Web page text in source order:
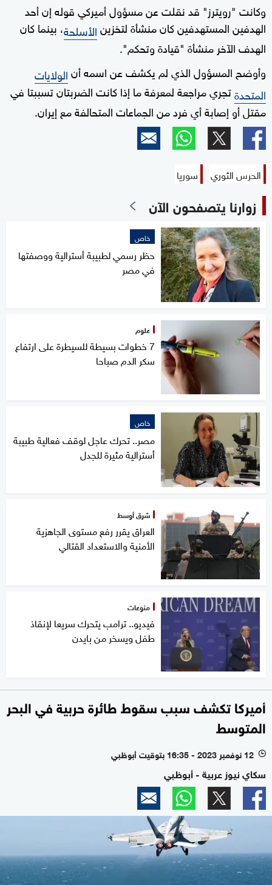
وكانت "رويترز" قد نقلت عن مسؤول أميركي قوله إن أحد
الهدفين المستهدفين كان منشأة لتخزينالأسلحة، بينما كان
الهدف الآخر منشأة "قيادة وتحكم".
وأوضح المسؤول الذي لم يكشف عن اسمه أنالولايات
المتحدةتجري مراجعة لمعرفة ما إذا كانت الضربتان تسببتا في
مقتل أو إصابة أي فرد من الجماعات المتحالفة مع إيران.
الحرس الثوري سوريا
زوارنا يتصفحون الآن
خاص
حظر رسمي لطبيبة أسترالية ووصفتها
في مصر
علوم
7 خطوات بسيطة للسيطرة على ارتفاع
سكر الدم صباحا
خاص
مصر.. تحرك عاجل لوقف فعالية طبيبة
أسترالية مثيرة للجدل
شرق أوسط
العراق يقرر رفع مستوى الجاهزية
الأمنية والاستعداد القتالي
منوعات
فيديو.. ترامب يتحرك سريعا لإنقاذ
طفل ويسخر من بايدن
أميركا تكشف سبب سقوط طائرة حربية في البحر
المتوسط
l 12 نوفمبر 2023 - 16:35 بتوقيت أبوظبي
سكاي نيوز عربية - أبوظبي